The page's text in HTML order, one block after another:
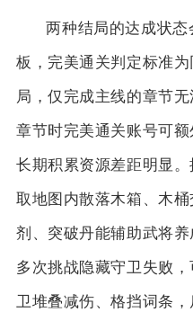
两种结局的达成状
板，完美通关判定标准
局，仅完成主线的章节
章节时完美通关账号可
长期积累资源差距明显
取地图内散落木箱、木
剂、突破丹能辅助武将
多次挑战隐藏守卫失败
卫堆叠减伤、格挡词条